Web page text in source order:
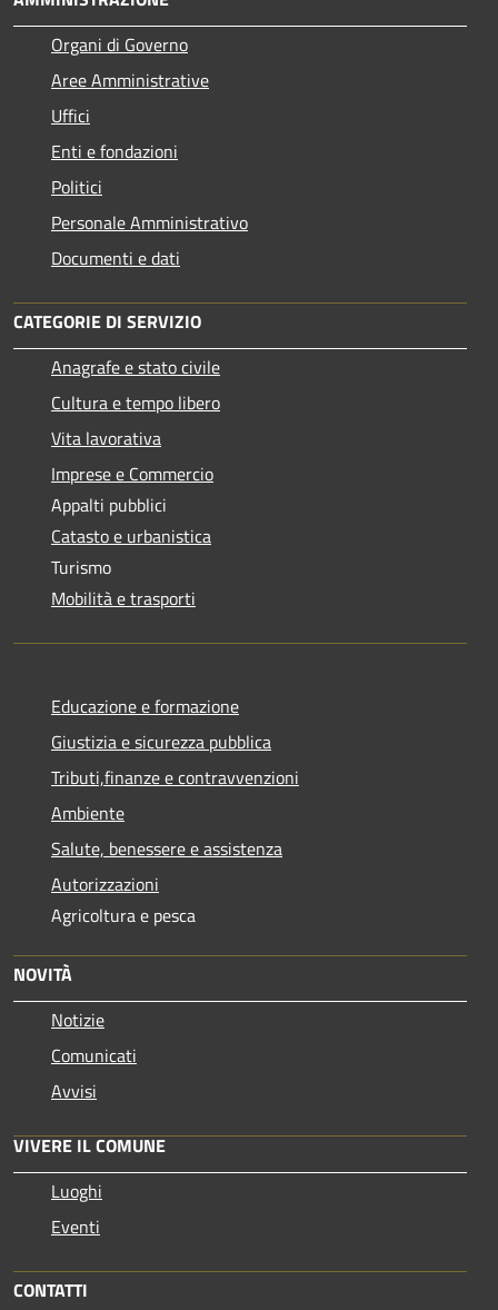
Organi di Governo
Aree Amministrative
Uffici
Enti e fondazioni
Politici
Personale Amministrativo
Documenti e dati
CATEGORIE DI SERVIZIO
Anagrafe e stato civile
Cultura e tempo libero
Vita lavorativa
Imprese e Commercio
Appalti pubblici
Catasto e urbanistica
Turismo
Mobilità e trasporti
Educazione e formazione
Giustizia e sicurezza pubblica
Tributi,finanze e contravvenzioni
Ambiente
Salute, benessere e assistenza
Autorizzazioni
Agricoltura e pesca
NOVITÀ
Notizie
Comunicati
Avvisi
VIVERE IL COMUNE
Luoghi
Eventi
CONTATTI